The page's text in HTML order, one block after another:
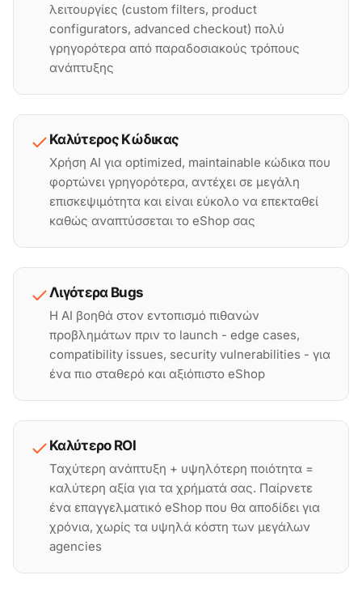
λειτουργίες (custom filters, product
configurators, advanced checkout) πολύ
γρηγορότερα από παραδοσιακούς τρόπους
ανάπτυξης
Καλύτερος Κώδικας
Χρήση AI για optimized, maintainable κώδικα που
φορτώνει γρηγορότερα, αντέχει σε μεγάλη
επισκεψιμότητα και είναι εύκολο να επεκταθεί
καθώς αναπτύσσεται το eShop σας
Λιγότερα Bugs
Η AI βοηθά στον εντοπισμό πιθανών
προβλημάτων πριν το launch - edge cases,
compatibility issues, security vulnerabilities - για
ένα πιο σταθερό και αξιόπιστο eShop
Καλύτερο ROI
Ταχύτερη ανάπτυξη + υψηλότερη ποιότητα =
καλύτερη αξία για τα χρήματά σας. Παίρνετε
ένα επαγγελματικό eShop που θα αποδίδει για
χρόνια, χωρίς τα υψηλά κόστη των μεγάλων
agencies